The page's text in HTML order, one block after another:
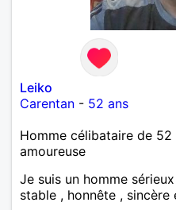
Leiko
Carentan - 52 ans
Homme célibataire de
amoureuse
Je suis un homme
stable , honnête , sincère